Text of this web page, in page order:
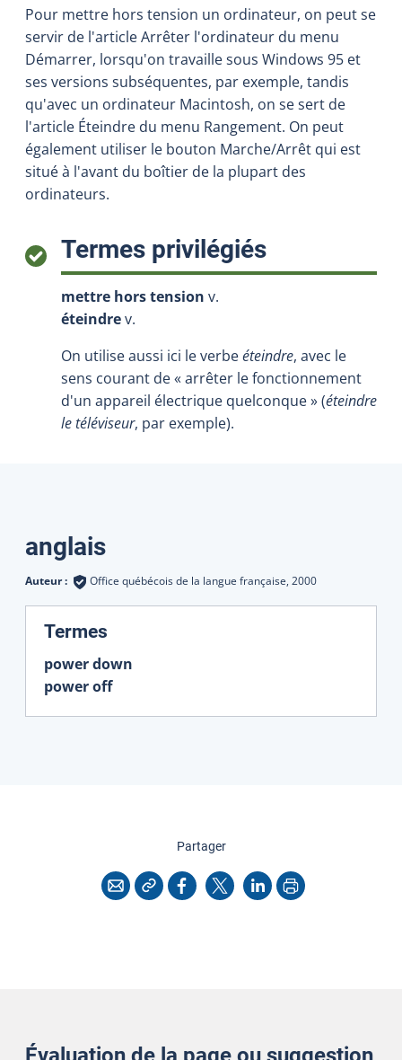
Pour mettre hors tension un ordinateur, on peut se
servir de l'article Arrêter l'ordinateur du menu
Démarrer, lorsqu'on travaille sous Windows 95 et
ses versions subséquentes, par exemple, tandis
qu'avec un ordinateur Macintosh, on se sert de
l'article Éteindre du menu Rangement. On peut
également utiliser le bouton Marche/Arrêt qui est
situé à l'avant du boîtier de la plupart des
ordinateurs.
Termes privilégiés:
mettre hors tension v.
éteindrev.
On utilise aussi ici le verbeéteindre, avec le
sens courant de « arrêter le fonctionnement
d'un appareil électrique quelconque » (éteindre
le téléviseur, par exemple).
Traductions
anglais
Auteur : Office québécois de la langue française, 2000
Termes
power down
power off
Partagercette page
CourrielCopier l'adresse
Facebook
X LinkedInImprimer